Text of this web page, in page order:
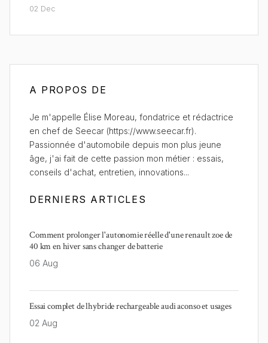
02 Dec
A PROPOS DE
Je m'appelle Élise Moreau, fondatrice et rédactrice
en chef de Seecar (https://www.seecar.fr).
Passionnée d'automobile depuis mon plus jeune
âge, j'ai fait de cette passion mon métier : essais,
conseils d'achat, entretien, innovations...
DERNIERS ARTICLES
Comment prolonger l'autonomie réelle d'une renault zoe de
40 km en hiver sans changer de batterie
06 Aug
Essai complet de lhybride rechargeable audi aconso et usages
02 Aug